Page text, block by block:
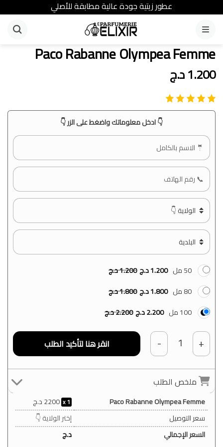
عطور زيتية جودة عالية مطابقة للأصلي
القائمة
Paco Rabanne Olympea Femme
1.200د.ج
👇 ادخل معلوماتك واضغط على الزر 👇
50 مل 1.200د.ج1.200د.ج
80 مل
1.800د.ج1.800د.ج
100 مل
2.200د.ج2.200د.ج
+
1
-
ملخص الطلب
Paco Rabanne Olympea Femme
1
2200د.ج
سعر التوصيل
إختر الولاية 👇
السعر الإجمالي
د.ج